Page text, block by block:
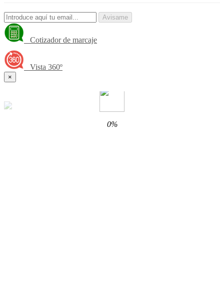
Avisame
Cotizador de marcaje
Vista 360º
×